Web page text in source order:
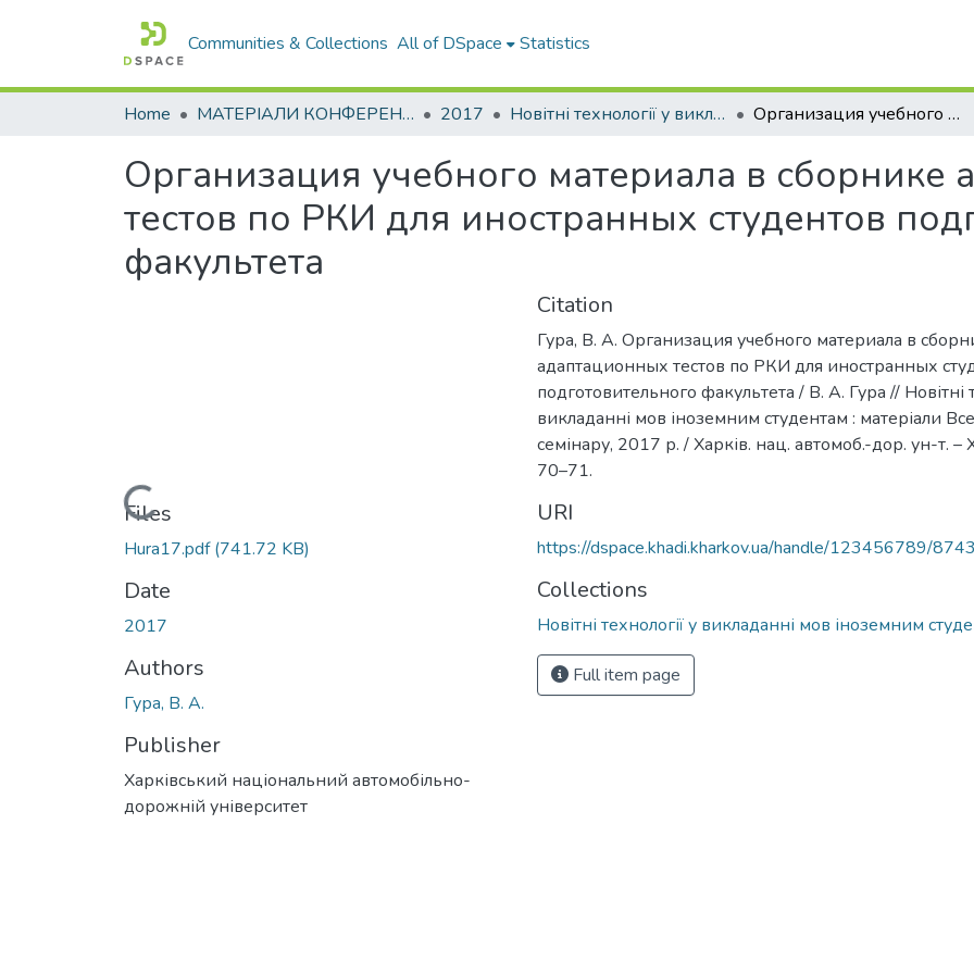
Communities & Collections All of DSpace Statistics
Home МАТЕРІАЛИ КОНФЕРЕНЦІЙ 2017 Новітні технології у викладанні мов іноземним студентам Организация учебного материала в сборнике адаптационных тестов по РКИ для иностранных студентов подготовительного факультета
Организация учебного материала в сборнике
тестов по РКИ для иностранных студентов
факультета
Loading...
Files
Hura17.pdf(741.72 KB)
Date
2017
Authors
Гура, В. А.
Publisher
Харківський національний автомобільно-
дорожній університет
Citation
Гура, В. А. Организация учебного материала в
адаптационных тестов по РКИ для иностранных
подготовительного факультета / В. А. Гура // Новітні
викладанні мов іноземним студентам : матеріали
семінару, 2017 р. / Харків. нац. автомоб.-дор. ун-т. –
70–71.
URI
https://dspace.khadi.kharkov.ua/handle/123456789/8743
Collections
Новітні технології у викладанні мов іноземним
Full item page